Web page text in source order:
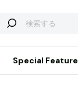
Special Feature